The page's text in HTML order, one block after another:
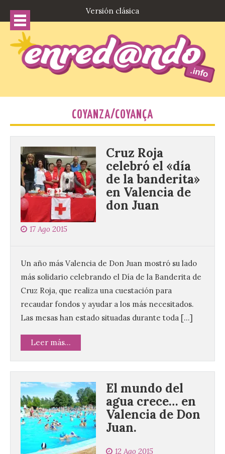
Versión clásica
COYANZA/COYANÇA
Cruz Roja
celebró el «día
de la banderita»
en Valencia de
don Juan
17 Ago 2015
Un año más Valencia de Don Juan mostró su lado
más solidario celebrando el Día de la Banderita de
Cruz Roja, que realiza una cuestación para
recaudar fondos y ayudar a los más necesitados.
Las mesas han estado situadas durante toda […]
Leer más...
El mundo del
agua crece… en
Valencia de Don
Juan.
12 Ago 2015